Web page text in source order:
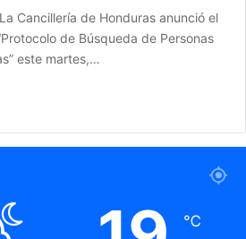
Cancillería de Honduras anunció el
de Búsqueda de Personas
este martes,…
℃